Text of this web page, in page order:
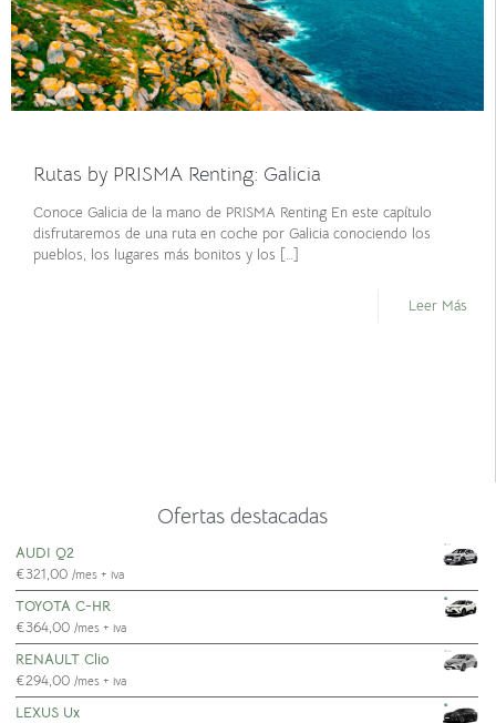
Rutas by PRISMA Renting: Galicia
Conoce Galicia de la mano de PRISMA Renting En este capítulo
disfrutaremos de una ruta en coche por Galicia conociendo los
pueblos, los lugares más bonitos y los […]
Leer Más
Ofertas destacadas
AUDI Q2
€321,00 /mes + iva
TOYOTA C-HR
€364,00 /mes + iva
RENAULT Clio
€294,00 /mes + iva
LEXUS Ux